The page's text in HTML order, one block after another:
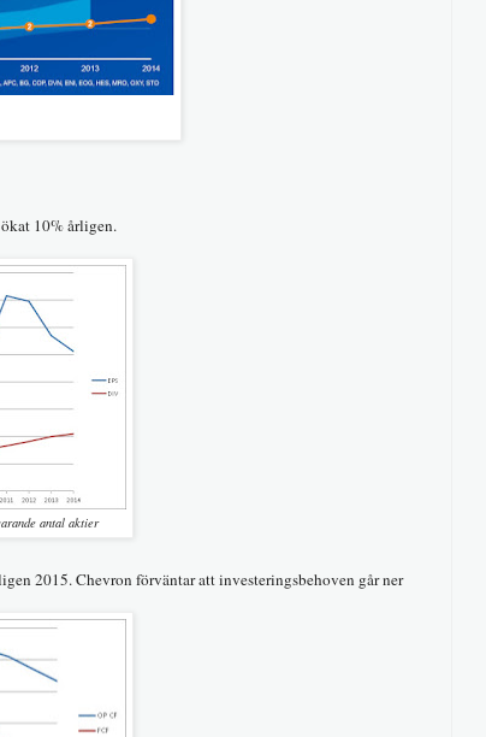
10% årligen.
antal aktier
2015. Chevron förväntar att investeringsbehoven går ner